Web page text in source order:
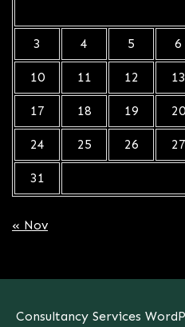
3 4 5 6
10 11 12 13
17 18 19 20
24 25 26 27
31
« Nov
Consultancy Services